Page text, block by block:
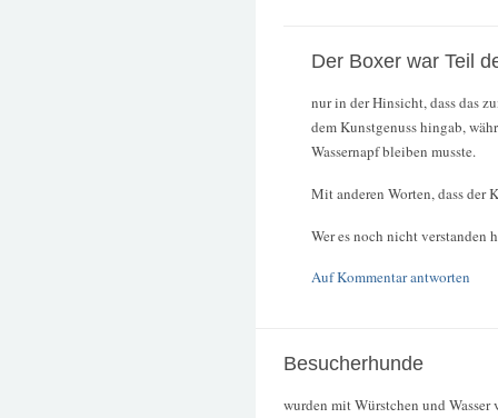
Der Boxer war Teil
nur in der Hinsicht, dass das
dem Kunstgenuss hingab,
Wassernapf bleiben musste.
Mit anderen Worten, dass der
Wer es noch nicht
Auf Kommentar antworten
Besucherhunde
wurden mit Würstchen und Wasser